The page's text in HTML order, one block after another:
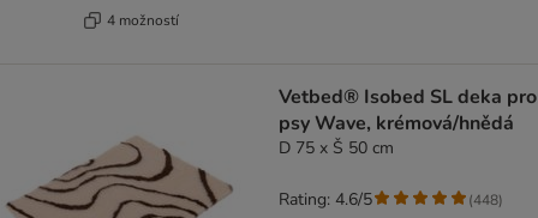
4 možností
Vetbed® Isobed SL deka pro
psy Wave, krémová/hnědá
D 75 x Š 50 cm
Rating: 4.6/5 (448)